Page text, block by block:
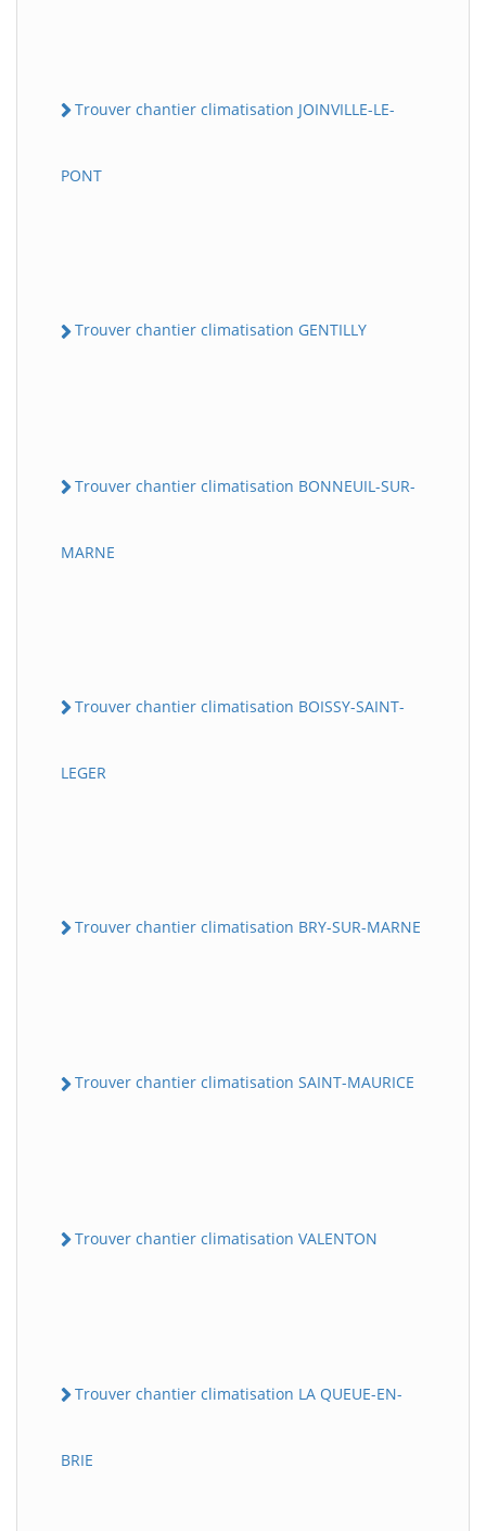
Trouver chantier climatisation JOINVILLE-LE-
PONT
Trouver chantier climatisation GENTILLY
Trouver chantier climatisation BONNEUIL-SUR-
MARNE
Trouver chantier climatisation BOISSY-SAINT-
LEGER
Trouver chantier climatisation BRY-SUR-MARNE
Trouver chantier climatisation SAINT-MAURICE
Trouver chantier climatisation VALENTON
Trouver chantier climatisation LA QUEUE-EN-
BRIE